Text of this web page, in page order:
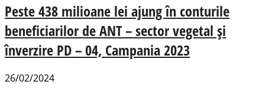
Peste 438 milioane lei ajung în conturile
beneficiarilor de ANT – sector vegetal și
înverzire PD – 04, Campania 2023
26/02/2024